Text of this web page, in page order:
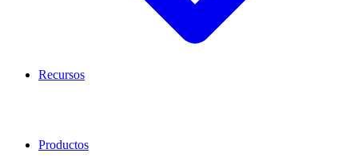
Recursos
Productos